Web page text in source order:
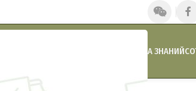
БАЗА ЗНАНИЙ